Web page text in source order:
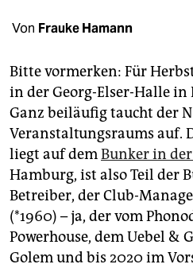
unterstützen
abo
genossenschaft
epaper login
Von Frauke Hamann
Bitte vormerken: Für
in der Georg-Elser-Halle
Ganz beiläufig taucht der
Veranstaltungsraums auf.
liegt auf demBunker in
Hamburg, ist also Teil der
Betreiber, der Club-
(*1960) – ja, der vom
Powerhouse, dem Uebel &
Golem und bis 2020 im